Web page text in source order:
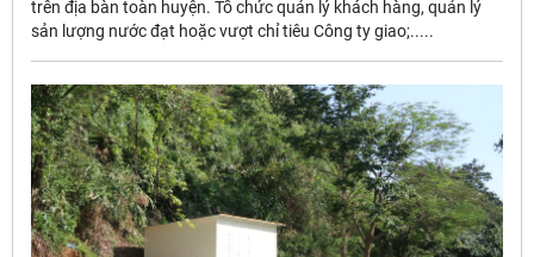
trên địa bàn toàn huyện. Tổ chức quản lý khách hàng, quản lý
sản lượng nước đạt hoặc vượt chỉ tiêu Công ty giao;.....